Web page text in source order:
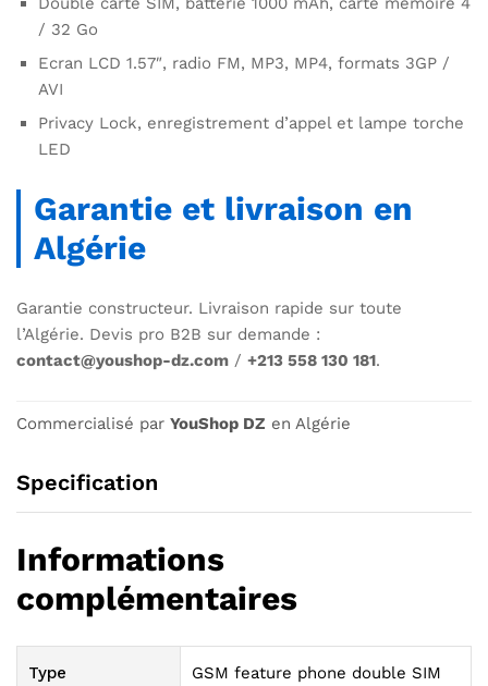
/ 32 Go
Ecran LCD 1.57″, radio FM, MP3, MP4, formats 3GP /
AVI
Privacy Lock, enregistrement d’appel et lampe torche
LED
Garantie et livraison en
Algérie
Garantie constructeur. Livraison rapide sur toute
l’Algérie. Devis pro B2B sur demande :
contact@youshop-dz.com / +213 558 130 181.
Commercialisé par YouShop DZ en Algérie
Specification
Informations
complémentaires
Type GSM feature phone double SIM